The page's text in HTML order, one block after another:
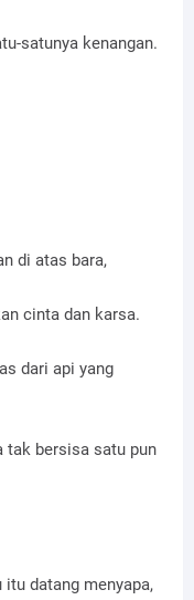
satunya kenangan.
di atas bara,
cinta dan karsa.
dari api yang
tak bersisa satu pun
datang menyapa,